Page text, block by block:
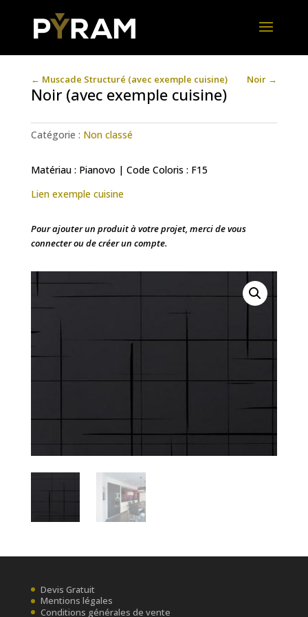
← Muscade Structuré (avec exemple cuisine) Noir →
Noir (avec exemple cuisine)
Catégorie : Non classé
Matériau : Pianovo | Code Coloris : F15
Lien exemple cuisine
Pour ajouter un produit à votre projet, merci de vous
connecter ou de créer un compte.
Devis Gratuit
Mentions légales
Conditions générales de vente